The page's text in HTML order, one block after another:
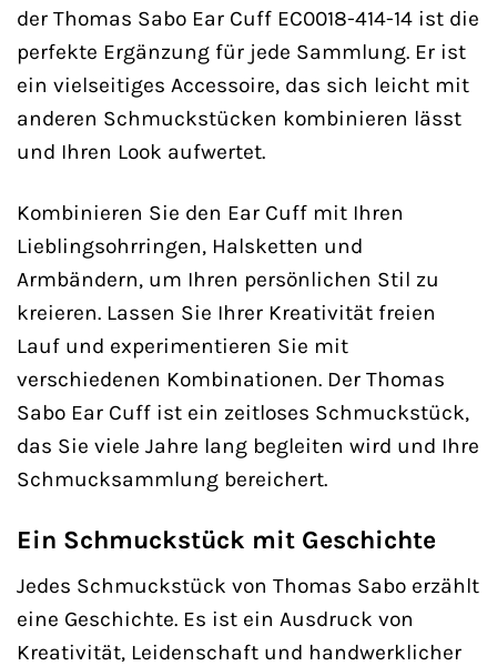
der Thomas Sabo Ear Cuff EC0018-414-14 ist die
perfekte Ergänzung für jede Sammlung. Er ist
ein vielseitiges Accessoire, das sich leicht mit
anderen Schmuckstücken kombinieren lässt
und Ihren Look aufwertet.
Kombinieren Sie den Ear Cuff mit Ihren
Lieblingsohrringen, Halsketten und
Armbändern, um Ihren persönlichen Stil zu
kreieren. Lassen Sie Ihrer Kreativität freien
Lauf und experimentieren Sie mit
verschiedenen Kombinationen. Der Thomas
Sabo Ear Cuff ist ein zeitloses Schmuckstück,
das Sie viele Jahre lang begleiten wird und Ihre
Schmucksammlung bereichert.
Ein Schmuckstück mit Geschichte
Jedes Schmuckstück von Thomas Sabo erzählt
eine Geschichte. Es ist ein Ausdruck von
Kreativität, Leidenschaft und handwerklicher